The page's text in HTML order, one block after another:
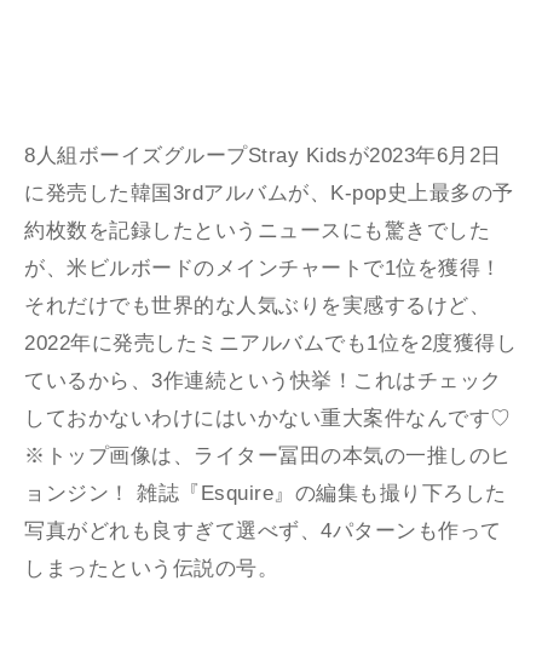
8人組ボーイズグループStray Kidsが2023年6月2日
に発売した韓国3rdアルバムが、K-pop史上最多の予
約枚数を記録したというニュースにも驚きでした
が、米ビルボードのメインチャートで1位を獲得！
それだけでも世界的な人気ぶりを実感するけど、
2022年に発売したミニアルバムでも1位を2度獲得し
ているから、3作連続という快挙！これはチェック
しておかないわけにはいかない重大案件なんです♡
※トップ画像は、ライター冨田の本気の一推しのヒ
ョンジン！ 雑誌『Esquire』の編集も撮り下ろした
写真がどれも良すぎて選べず、4パターンも作って
しまったという伝説の号。